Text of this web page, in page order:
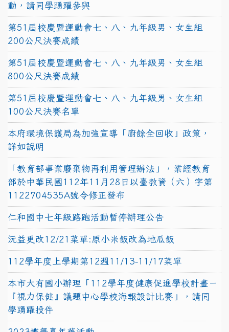
動，請同學踴躍參與
第51屆校慶暨運動會七、八、九年級男、女生組
200公尺決賽成績
第51屆校慶暨運動會七、八、九年級男、女生組
800公尺決賽成績
第51屆校慶暨運動會七、八、九年級男、女生組
100公尺決賽名單
本府環境保護局為加強宣導「廚餘全回收」政策，
詳如說明
「教育部事業廢棄物再利用管理辦法」，業經教育
部於中華民國112年11月28日以臺教資（六）字第
1122704535A號令修正發布
仁和國中七年級路跑活動暫停辦理公告
沅益更改12/21菜單:原小米飯改為地瓜飯
112學年度上學期第12週11/13-11/17菜單
本市大有國小辦理「112學年度健康促進學校計畫－
『視力保健』議題中心學校海報設計比賽」，請同
學踴躍投件